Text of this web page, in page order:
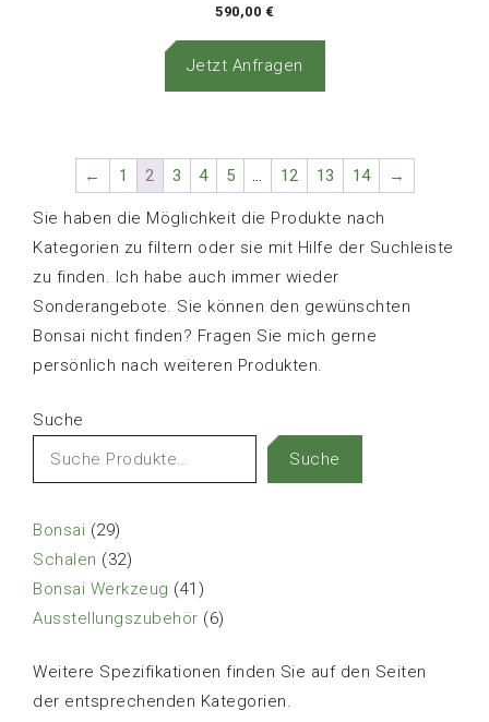
590,00 €
Jetzt Anfragen
← 1 2 3 4 5 … 12 13 14 →
Sie haben die Möglichkeit die Produkte nach
Kategorien zu filtern oder sie mit Hilfe der Suchleiste
zu finden. Ich habe auch immer wieder
Sonderangebote. Sie können den gewünschten
Bonsai nicht finden? Fragen Sie mich gerne
persönlich nach weiteren Produkten.
Suche
Suche
Bonsai 2929
Produkte
Schalen 3232
Produkte
Bonsai Werkzeug 41 41
Produkte
Ausstellungszubehör 66
Weitere Spezifikationen finden Sie auf den Seiten
der entsprechenden Kategorien.